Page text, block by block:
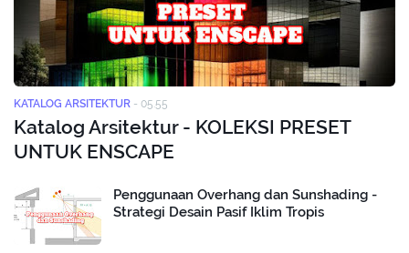
KATALOG ARSITEKTUR - 05.55
Katalog Arsitektur - KOLEKSI PRESET
UNTUK ENSCAPE
Penggunaan Overhang dan Sunshading -
Strategi Desain Pasif Iklim Tropis